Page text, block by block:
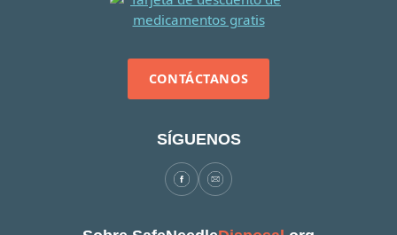
CONTÁCTANOS
SÍGUENOS